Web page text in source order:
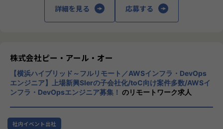
95％（2024年8月時点／1年以内）
▼開発系
・オンラインヨガプラットフォームの要件定義・設計（Rub
y／Vue／AWS）
・自社ECサイトの新規立ち上げ（要件定義～運用／TypeScr
（C#／Python）
詳細を見る 応募する
株式会社ピー・アール・オー
【横浜ハイブリッド～フルリモート／AWSインフラ・DevOps
エンジニア】上場新興SIerの子会社化/toC向け案件多数/AWSイ
ンフラ・DevOpsエンジニア募集！ のリモートワーク求人
社内イベント出社